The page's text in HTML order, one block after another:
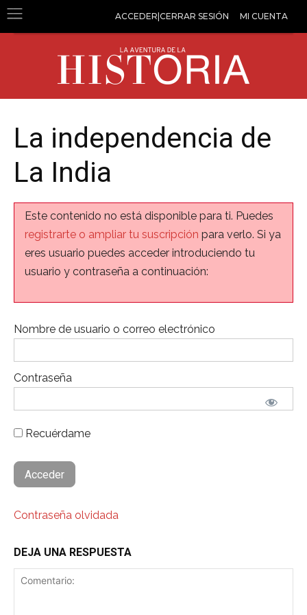
ACCEDER|CERRAR SESIÓN MI CUENTA
La independencia de
La India
Este contenido no está disponible para ti. Puedes
registrarte o ampliar tu suscripción para verlo. Si ya
eres usuario puedes acceder introduciendo tu
usuario y contraseña a continuación:
Nombre de usuario o correo electrónico
Contraseña
Recuérdame
Contraseña olvidada
DEJA UNA RESPUESTA